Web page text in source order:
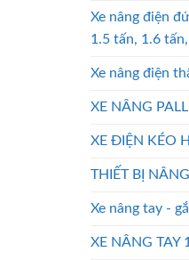
Xe nâng điện
1.5 tấn, 1.6
Xe nâng điện
XE NÂNG
XE ĐIỆN KÉO
THIẾT BỊ
Xe nâng tay -
XE NÂNG TAY